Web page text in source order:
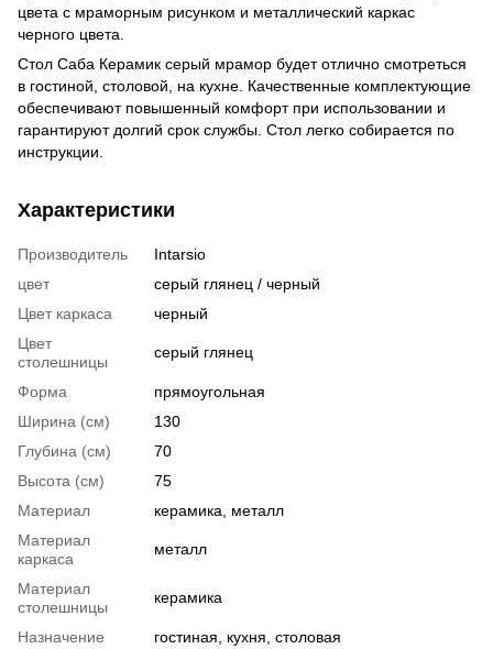
цвета с мраморным рисунком и металлический каркас
черного цвета.
Стол Саба Керамик серый мрамор будет отлично смотреться
в гостиной, столовой, на кухне. Качественные комплектующие
обеспечивают повышенный комфорт при использовании и
гарантируют долгий срок службы. Стол легко собирается по
инструкции.
Характеристики
Производитель
Intarsio
цвет
серый глянец / черный
Цвет каркаса
черный
Цвет
столешницы
серый глянец
Форма
прямоугольная
Ширина (см)
130
Глубина (см)
70
Высота (см)
75
Материал
керамика, металл
Материал
каркаса
металл
Материал
столешницы
керамика
Назначение
гостиная, кухня, столовая